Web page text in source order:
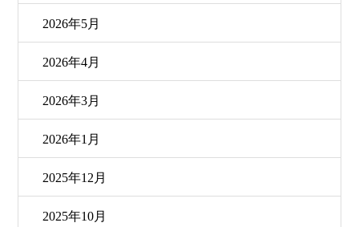
2026年5月
2026年4月
2026年3月
2026年1月
2025年12月
2025年10月